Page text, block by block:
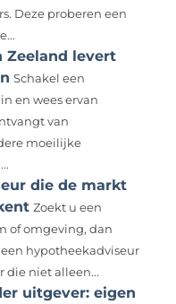
Deze proberen een
Zeeland levert
Schakel een
en wees ervan
van
moeilijke
die de markt
Zoekt u een
of omgeving, dan
hypotheekadviseur
die niet alleen...
uitgever: eigen